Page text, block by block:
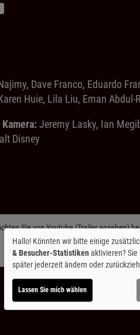
Dave Franco, Eduardo
Huie, Lila Liu, Eman Abdul-
Kamera: Jeremy Lasky, Ian
Disney
Sie vonYoutube (Trailer ansehen)
Ja
Hallo! Könnten wir bitte einige
& Besucher-Statistikenaktivieren?
später jederzeit ändern oder
Lassen Sie mich wählen